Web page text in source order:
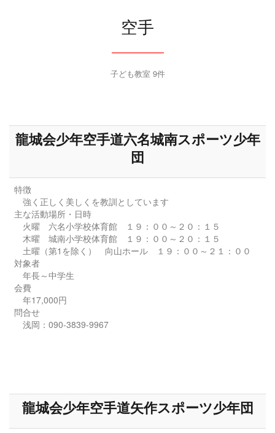
空手
子ども教室 9件
龍城会少年空手道六名城南スポーツ少年
団
特徴
強く正しく美しくを教訓としています
主な活動場所・日時
火曜 六名小学校体育館 １９：００～２０：１５
木曜 城南小学校体育館 １９：００～２０：１５
土曜（第1を除く） 向山ホール １９：００～２１：００
対象者
年長～中学生
会費
年17,000円
問合せ
浅岡：090-3839-9967
龍城会少年空手道矢作スポーツ少年団